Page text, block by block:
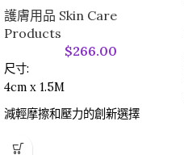
護膚用品 Skin Care
Products
$266.00
尺寸:
4cm x 1.5M
減輕摩擦和壓力的創新選擇
(貨品暫時缺貨/庫存緊張，如欲訂